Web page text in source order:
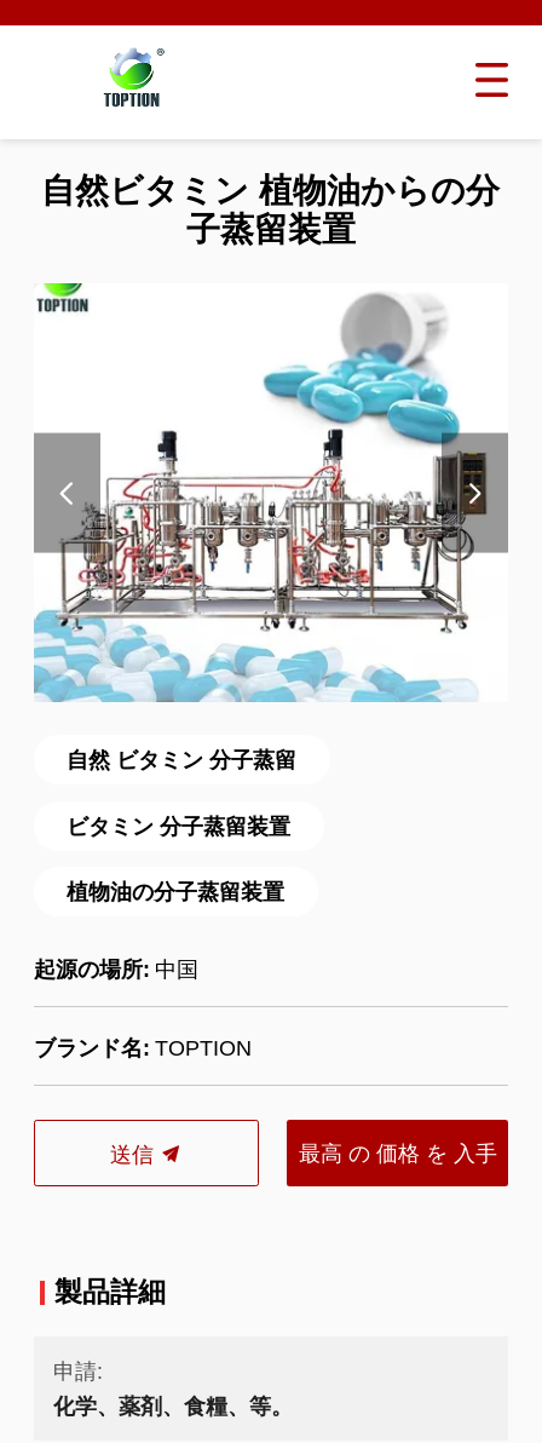
自然 ビタミン 分子蒸留
ビタミン 分子蒸留装置
植物油の分子蒸留装置
起源の場所: 中国
ブランド名: TOPTION
送信 最高 の 価格 を 入手
自然ビタミン 植物油からの分
子蒸留装置
製品詳細
申請:
化学、薬剤、食糧、等。